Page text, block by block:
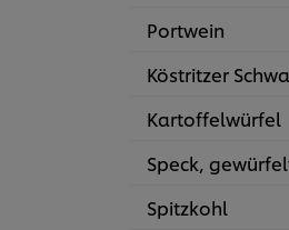
Portwein
Köstritzer
Kartoffelwürfel
Speck,
Spitzkohl